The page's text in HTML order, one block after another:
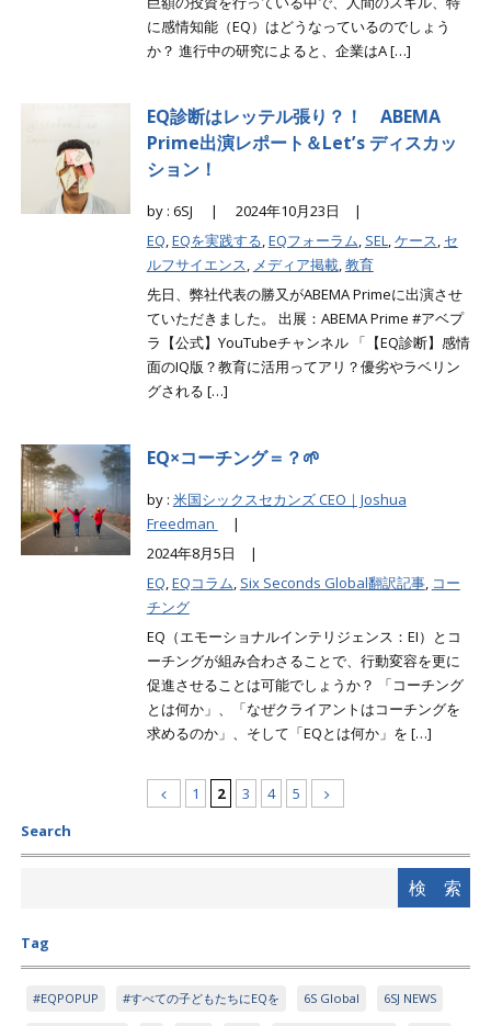
に感情知能（EQ）はどうなっているのでしょう
か？ 進行中の研究によると、企業はA […]
EQ診断はレッテル張り？！ ABEMA
Prime出演レポート＆Let’s ディスカッ
ション！
by : 6SJ |
2024年10月23日 |
EQ,EQを実践する,EQフォーラム, SEL,ケース, セ
ルフサイエンス, メディア掲載,教育
先日、弊社代表の勝又がABEMA Primeに出演させ
ていただきました。 出展：ABEMA Prime #アベプ
ラ【公式】YouTubeチャンネル 「【EQ診断】感情
面のIQ版？教育に活用ってアリ？優劣やラベリン
グされる […]
EQ×コーチング＝？🌱
by : 米国シックスセカンズ CEO｜Joshua
Freedman
|
2024年8月5日 |
EQ,EQコラム, Six Seconds Global翻訳記事, コー
チング
EQ（エモーショナルインテリジェンス：EI）とコ
ーチングが組み合わさることで、行動変容を更に
促進させることは可能でしょうか？ 「コーチング
とは何か」、「なぜクライアントはコーチングを
求めるのか」、そして「EQとは何か」を […]
1 2 3 4
5
Search
Tag
#EQPOPUP #すべての子どもたちにEQを 6S Global 6SJ NEWS